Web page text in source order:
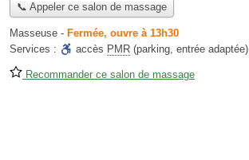
📞 Appeler ce salon de massage
Masseuse - Fermée, ouvre à 13h30
Services :
accès PMR (parking, entrée adaptée)
Recommander ce salon de massage